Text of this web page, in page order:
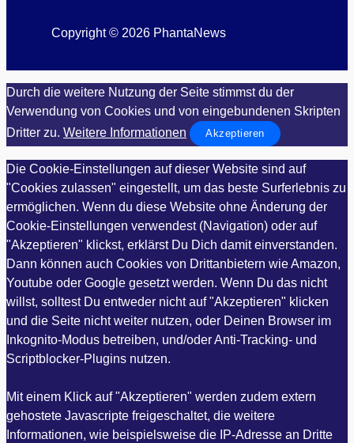
Copyright © 2026 PhantaNews
Durch die weitere Nutzung der Seite stimmst du der
Verwendung von Cookies und von eingebundenen Skripten
Dritter zu. Weitere Informationen Akzeptieren
Die Cookie-Einstellungen auf dieser Website sind auf
"Cookies zulassen" eingestellt, um das beste Surferlebnis zu
ermöglichen. Wenn du diese Website ohne Änderung der
Cookie-Einstellungen verwendest (Navigation) oder auf
"Akzeptieren" klickst, erklärst Du Dich damit einverstanden.
Dann können auch Cookies von Drittanbietern wie Amazon,
Youtube oder Google gesetzt werden. Wenn Du das nicht
willst, solltest Du entweder nicht auf "Akzeptieren" klicken
und die Seite nicht weiter nutzen, oder Deinen Browser im
Inkognito-Modus betreiben, und/oder Anti-Tracking- und
Scriptblocker-Plugins nutzen.
Mit einem Klick auf "Akzeptieren" werden zudem extern
gehostete Javascripte freigeschaltet, die weitere
Informationen, wie beispielsweise die IP-Adresse an Dritte